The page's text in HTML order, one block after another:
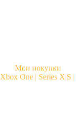
Мои покупки
Xbox One | Series X|S |